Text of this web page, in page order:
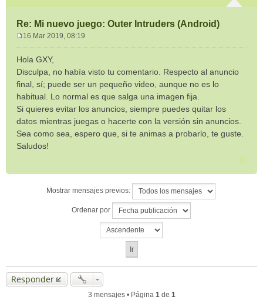
Re: Mi nuevo juego: Outer Intruders (Android)
n
s
a
j
e
16 Mar 2019, 08:19
Hola GXY,
Disculpa, no había visto tu comentario. Respecto al anuncio
final, sí; puede ser un pequeño video, aunque no es lo
habitual. Lo normal es que salga una imagen fija.
Si quieres evitar los anuncios, siempre puedes quitar los
datos mientras juegas o hacerte con la versión sin anuncios.
Sea como sea, espero que, si te animas a probarlo, te guste.
Saludos!
Mostrar mensajes previos:
Ordenar por
Responder
3 mensajes • Página 1de 1